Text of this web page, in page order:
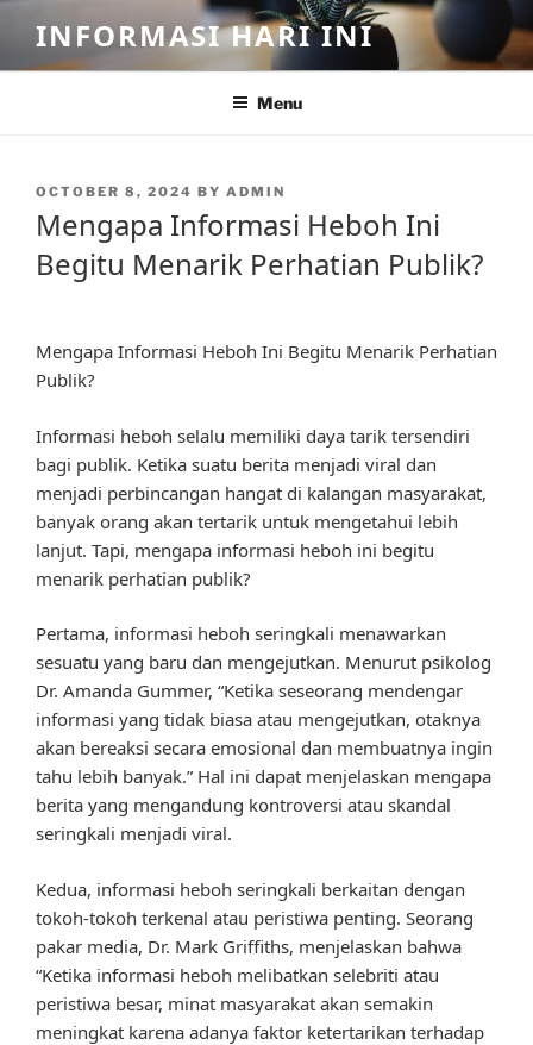
content
INFORMASI HARI INI
Menu
POSTED
OCTOBER 8, 2024 BY ADMIN
Mengapa Informasi Heboh Ini
Begitu Menarik Perhatian Publik?
Mengapa Informasi Heboh Ini Begitu Menarik Perhatian
Publik?
Informasi heboh selalu memiliki daya tarik tersendiri
bagi publik. Ketika suatu berita menjadi viral dan
menjadi perbincangan hangat di kalangan masyarakat,
banyak orang akan tertarik untuk mengetahui lebih
lanjut. Tapi, mengapa informasi heboh ini begitu
menarik perhatian publik?
Pertama, informasi heboh seringkali menawarkan
sesuatu yang baru dan mengejutkan. Menurut psikolog
Dr. Amanda Gummer, “Ketika seseorang mendengar
informasi yang tidak biasa atau mengejutkan, otaknya
akan bereaksi secara emosional dan membuatnya ingin
tahu lebih banyak.” Hal ini dapat menjelaskan mengapa
berita yang mengandung kontroversi atau skandal
seringkali menjadi viral.
Kedua, informasi heboh seringkali berkaitan dengan
tokoh-tokoh terkenal atau peristiwa penting. Seorang
pakar media, Dr. Mark Griffiths, menjelaskan bahwa
“Ketika informasi heboh melibatkan selebriti atau
peristiwa besar, minat masyarakat akan semakin
meningkat karena adanya faktor ketertarikan terhadap